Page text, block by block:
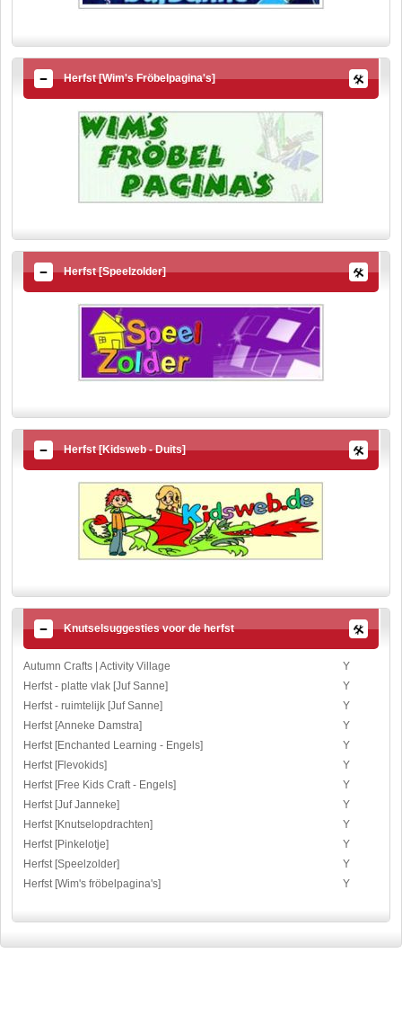
Herfst [Wim's Fröbelpagina's]
Herfst [Speelzolder]
Herfst [Kidsweb - Duits]
Knutselsuggesties voor de herfst
Autumn Crafts | Activity Village
Y
Herfst - platte vlak [Juf Sanne]
Y
Herfst - ruimtelijk [Juf Sanne]
Y
Herfst [Anneke Damstra]
Y
Herfst [Enchanted Learning - Engels]
Y
Herfst [Flevokids]
Y
Herfst [Free Kids Craft - Engels]
Y
Herfst [Juf Janneke]
Y
Herfst [Knutselopdrachten]
Y
Herfst [Pinkelotje]
Y
Herfst [Speelzolder]
Y
Herfst [Wim's fröbelpagina's]
Y